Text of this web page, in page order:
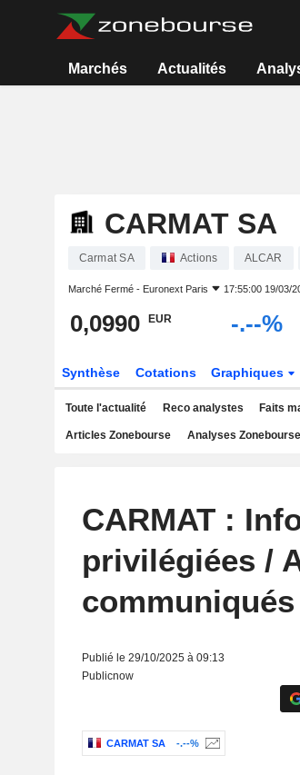
Marchés Actualités
CARMAT SA
Carmat SA Actions ALCAR
Marché Fermé - Euronext Paris 17:55:00 19/03/
0,0990 EUR -.--%
Synthèse Cotations Graphiques
Toute l'actualité Reco analystes Faits
Articles Zonebourse Analyses Zonebourse
CARMAT :
privilégiées /
communiqués
Publié le 29/10/2025 à 09:13
Publicnow
CARMAT SA -.--%